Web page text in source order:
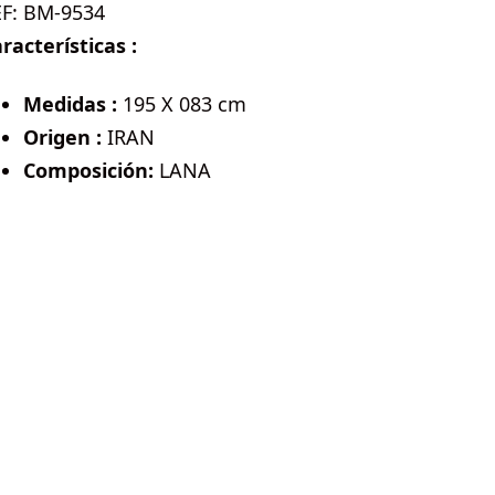
BM-9534
:
Medidas : 195 X 083 cm
Origen : IRAN
Composición: LANA